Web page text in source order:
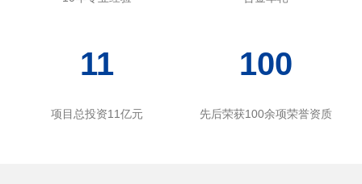
11
项目总投资11亿元
100
先后荣获100余项荣誉资质